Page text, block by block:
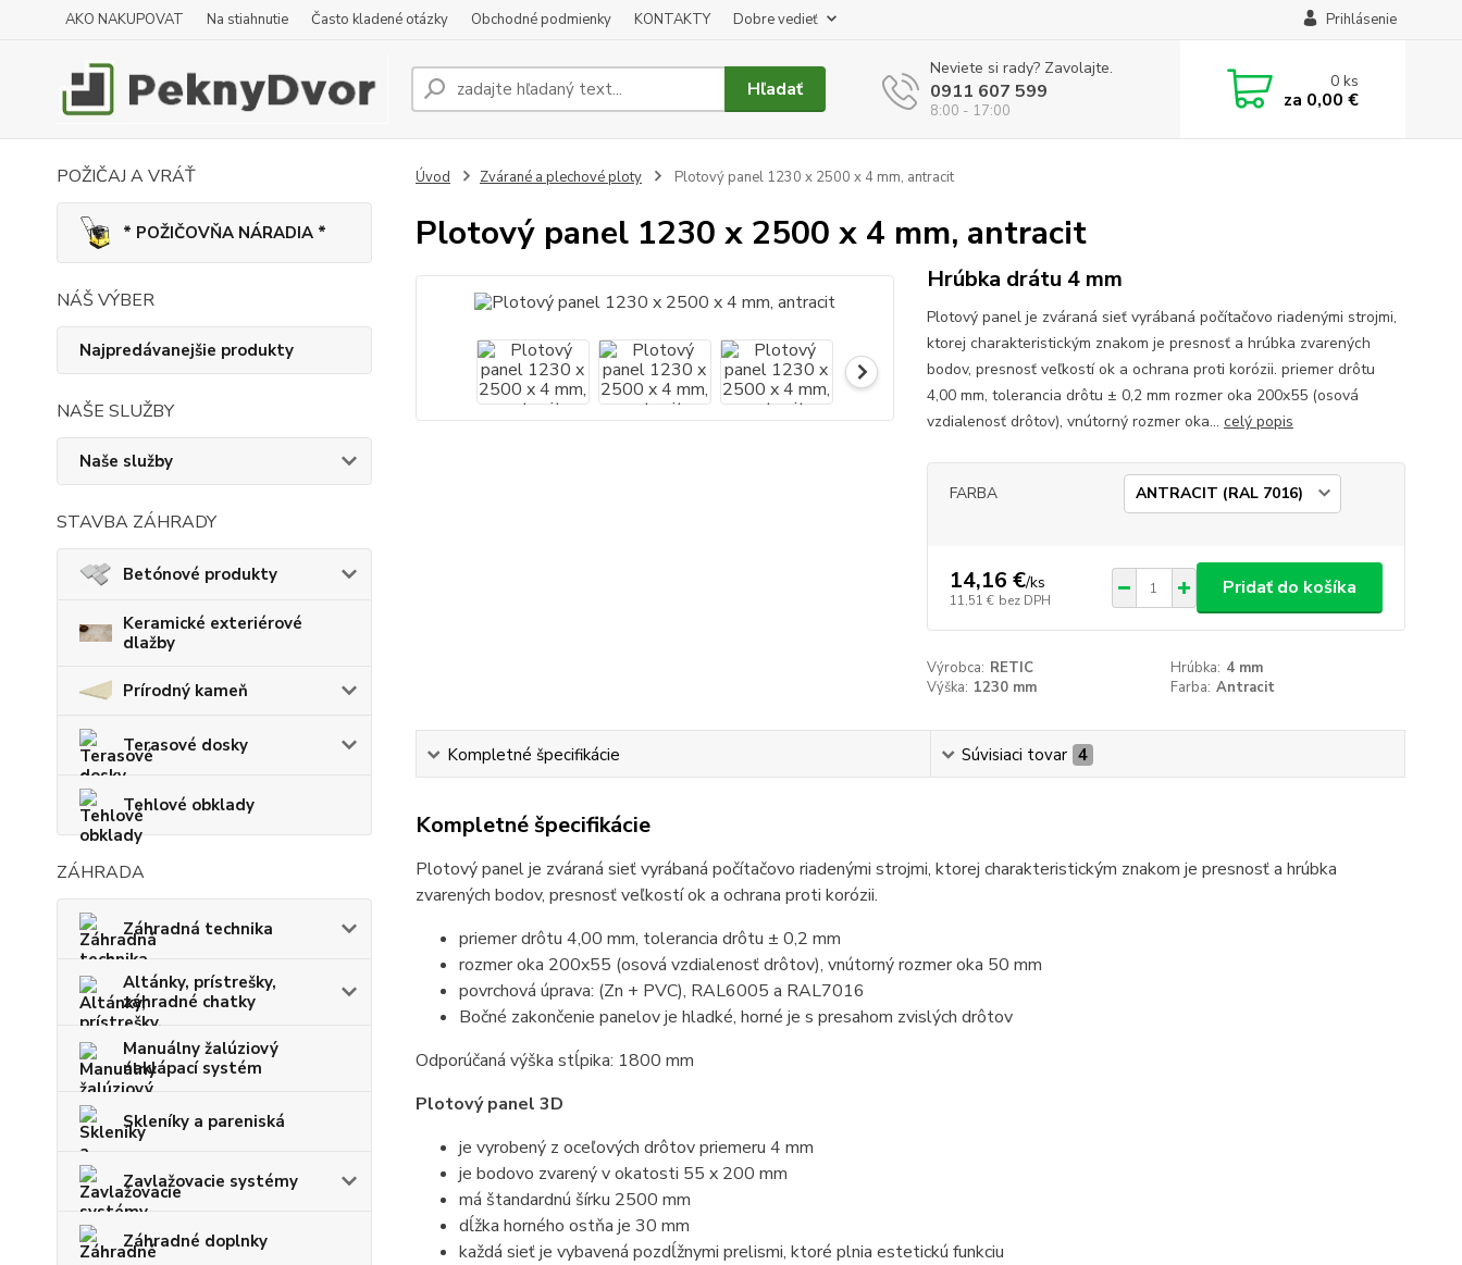
AKO NAKUPOVAT Na stiahnutie Často kladené otázky Obchodné podmienky KONTAKTY Dobre vedieť Prihlásenie
Hľadať
Neviete si rady? Zavolajte.
0911 607 599
8:00 - 17:00
0ks
za 0,00 €
POŽIČAJ A VRÁŤ
* POŽIČOVŇA NÁRADIA *
NÁŠ VÝBER
Najpredávanejšie produkty
NAŠE SLUŽBY
Naše služby
STAVBA ZÁHRADY
Betónové produkty
Keramické exteriérové
dlažby
Prírodný kameň
Terasové dosky
Tehlové obklady
ZÁHRADA
Záhradná technika
Altánky, prístrešky,
záhradné chatky
Manuálny žalúziový
naklápací systém
Skleníky a pareniská
Zavlažovacie systémy
Záhradné doplnky
Úvod Zvárané a plechové ploty Plotový panel 1230 x 2500 x 4 mm, antracit
Plotový panel 1230 x 2500 x 4 mm, antracit
Hrúbka drátu 4 mm
Plotový panel je zváraná sieť vyrábaná počítačovo riadenými strojmi,
ktorej charakteristickým znakom je presnosť a hrúbka zvarených
bodov, presnosť veľkostí ok a ochrana proti korózii. priemer drôtu
4,00 mm, tolerancia drôtu ± 0,2 mm rozmer oka 200x55 (osová
vzdialenosť drôtov), vnútorný rozmer oka... celý popis
FARBA
14,16 €/ks
11,51 € bez DPH
Pridať do košíka
Výrobca: RETIC Hrúbka: 4 mm
Výška: 1230 mm Farba: Antracit
Kompletné špecifikácie Súvisiaci tovar 4
Kompletné špecifikácie
Plotový panel je zváraná sieť vyrábaná počítačovo riadenými strojmi, ktorej charakteristickým znakom je presnosť a hrúbka
zvarených bodov, presnosť veľkostí ok a ochrana proti korózii.
priemer drôtu 4,00 mm, tolerancia drôtu ± 0,2 mm
rozmer oka 200x55 (osová vzdialenosť drôtov), vnútorný rozmer oka 50 mm
povrchová úprava: (Zn + PVC), RAL6005 a RAL7016
Bočné zakončenie panelov je hladké, horné je s presahom zvislých drôtov
Odporúčaná výška stĺpika: 1800 mm
Plotový panel 3D
je vyrobený z oceľových drôtov priemeru 4 mm
je bodovo zvarený v okatosti 55 x 200 mm
má štandardnú šírku 2500 mm
dĺžka horného ostňa je 30 mm
každá sieť je vybavená pozdĺžnymi prelismi, ktoré plnia estetickú funkciu